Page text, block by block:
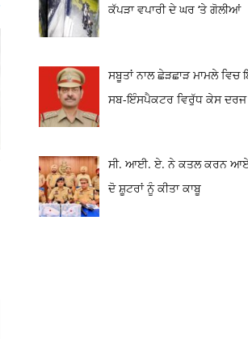
ਕੱਪੜਾ ਵਪਾਰੀ ਦੇ ਘਰ ‘ਤੇ ਗੋਲੀਆਂ
ਸਬੂਤਾਂ ਨਾਲ ਛੇੜਛਾੜ ਮਾਮਲੇ
ਸਬ-ਇੰਸਪੈਕਟਰ ਵਿਰੁੱਧ ਕੇਸ ਦਰਜ
ਸੀ. ਆਈ. ਏ. ਨੇ ਕਤਲ ਕਰਨ ਆਏ
ਦੋ ਸ਼ੂਟਰਾਂ ਨੂੰ ਕੀਤਾ ਕਾਬੂ